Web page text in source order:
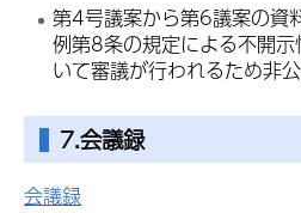
第4号議案から第6議案の資
例第8条の規定による不開
いて審議が行われるため非
7.会議録
会議録